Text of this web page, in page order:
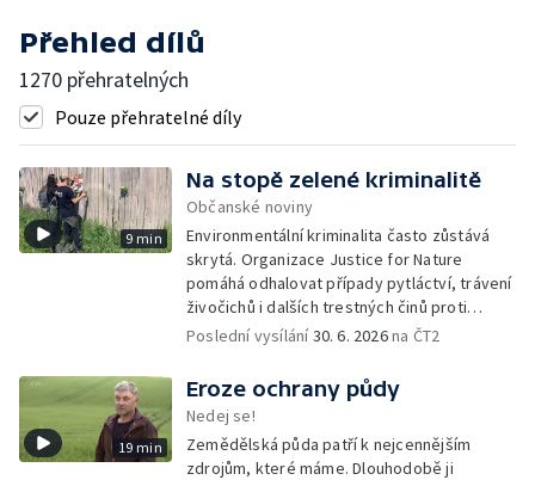
Přehled dílů
1270 přehratelných
Pouze přehratelné díly
9 min
Na stopě zelené kriminalitě
Občanské noviny
Environmentální kriminalita často zůstává
skrytá. Organizace Justice for Nature
pomáhá odhalovat případy pytláctví, trávení
živočichů i dalších trestných činů proti
přírodě. Dlouhodobým monitoringem a
pomoci při jejich vyšetřování.
Poslední vysílání30. 6. 2026na ČT2
19 min
Eroze ochrany půdy
Nedej se!
Zemědělská půda patří k nejcennějším
zdrojům, které máme. Dlouhodobě ji